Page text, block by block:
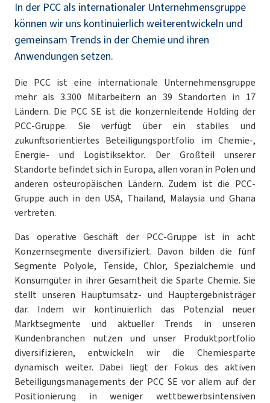
In der PCC als internationaler Unternehmensgruppe
können wir uns kontinuierlich weiterentwickeln und
gemeinsam Trends in der Chemie und ihren
Anwendungen setzen.
Die PCC ist eine internationale Unternehmensgruppe
mehr als 3.300 Mitarbeitern an 39 Standorten in 17
Ländern. Die PCC SE ist die konzernleitende Holding der
PCC-Gruppe. Sie verfügt über ein stabiles und
zukunftsorientiertes Beteiligungsportfolio im Chemie-,
Energie- und Logistiksektor. Der Großteil unserer
Standorte befindet sich in Europa, allen voran in Polen und
anderen osteuropäischen Ländern. Zudem ist die PCC-
Gruppe auch in den USA, Thailand, Malaysia und Ghana
vertreten.
Das operative Geschäft der PCC-Gruppe ist in acht
Konzernsegmente diversifiziert. Davon bilden die fünf
Segmente Polyole, Tenside, Chlor, Spezialchemie und
Konsumgüter in ihrer Gesamtheit die Sparte Chemie. Sie
stellt unseren Hauptumsatz- und Hauptergebnisträger
dar. Indem wir kontinuierlich das Potenzial neuer
Marktsegmente und aktueller Trends in unseren
Kundenbranchen nutzen und unser Produktportfolio
diversifizieren, entwickeln wir die Chemiesparte
dynamisch weiter. Dabei liegt der Fokus des aktiven
Beteiligungsmanagements der PCC SE vor allem auf der
Positionierung in weniger wettbewerbsintensiven